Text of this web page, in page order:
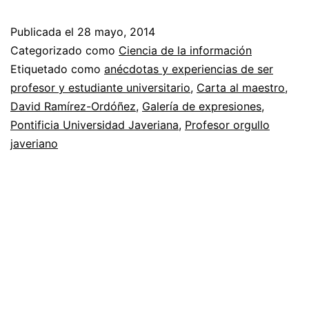
Publicada el 28 mayo, 2014
Categorizado como Ciencia de la información
Etiquetado como anécdotas y experiencias de ser
profesor y estudiante universitario, Carta al maestro,
David Ramírez-Ordóñez, Galería de expresiones,
Pontificia Universidad Javeriana, Profesor orgullo
javeriano